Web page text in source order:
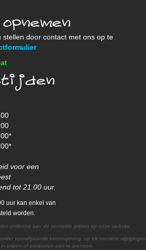
stellen door contact met ons op te
voor een
tot 21.00 uur.
uur kan enkel van
worden.
ontleend aan de vermelde prijzen op onze website.
voorafgaande kennisgeving, op elk moment wijzigingen
prijzen of producten aan te brengen.